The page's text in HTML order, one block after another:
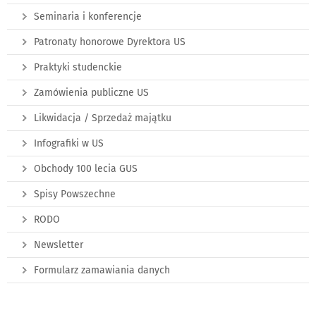
Seminaria i konferencje
Patronaty honorowe Dyrektora US
Praktyki studenckie
Zamówienia publiczne US
Likwidacja / Sprzedaż majątku
Infografiki w US
Obchody 100 lecia GUS
Spisy Powszechne
RODO
Newsletter
Formularz zamawiania danych